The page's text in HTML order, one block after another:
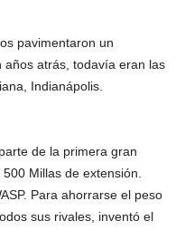
pavimentaron un
años atrás, todavía eran las
Indianápolis.
de la primera gran
Millas de extensión.
Para ahorrarse el peso
sus rivales, inventó el